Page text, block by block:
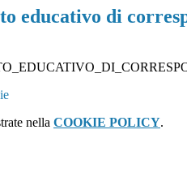
educativo di
nella COOKIE POLICY.